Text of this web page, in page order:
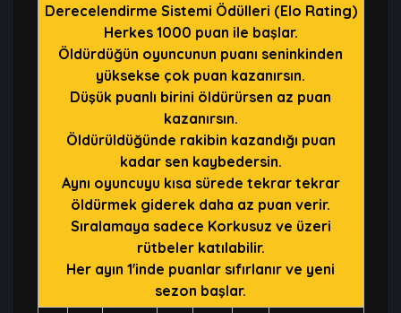
Derecelendirme Sistemi Ödülleri (Elo Rating)
Herkes 1000 puan ile başlar.
Öldürdüğün oyuncunun puanı seninkinden
yüksekse çok puan kazanırsın.
Düşük puanlı birini öldürürsen az puan
kazanırsın.
Öldürüldüğünde rakibin kazandığı puan
kadar sen kaybedersin.
Aynı oyuncuyu kısa sürede tekrar tekrar
öldürmek giderek daha az puan verir.
Sıralamaya sadece Korkusuz ve üzeri
rütbeler katılabilir.
Her ayın 1'inde puanlar sıfırlanır ve yeni
sezon başlar.